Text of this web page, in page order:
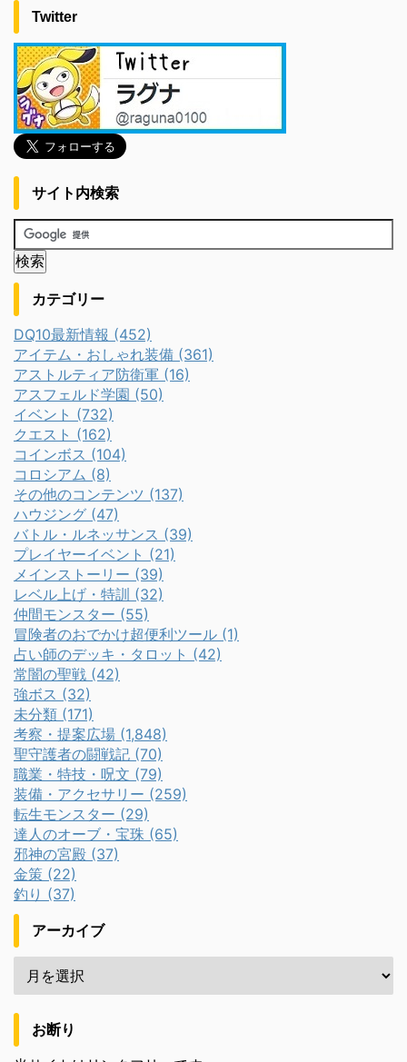
Twitter
サイト内検索
カテゴリー
DQ10最新情報 (452)
アイテム・おしゃれ装備 (361)
アストルティア防衛軍 (16)
アスフェルド学園 (50)
イベント (732)
クエスト (162)
コインボス (104)
コロシアム (8)
その他のコンテンツ (137)
ハウジング (47)
バトル・ルネッサンス (39)
プレイヤーイベント (21)
メインストーリー (39)
レベル上げ・特訓 (32)
仲間モンスター (55)
冒険者のおでかけ超便利ツール (1)
占い師のデッキ・タロット (42)
常闇の聖戦 (42)
強ボス (32)
未分類 (171)
考察・提案広場 (1,848)
聖守護者の闘戦記 (70)
職業・特技・呪文 (79)
装備・アクセサリー (259)
転生モンスター (29)
達人のオーブ・宝珠 (65)
邪神の宮殿 (37)
金策 (22)
釣り (37)
アーカイブ
お断り